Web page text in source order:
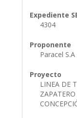
Expediente
4304
Proponente
Paracel S.A
Proyecto
LINEA DE